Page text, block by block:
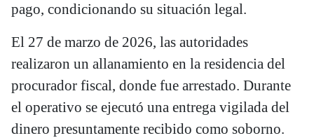
pago, condicionando su situación legal.
El 27 de marzo de 2026, las autoridades
realizaron un allanamiento en la residencia del
procurador fiscal, donde fue arrestado. Durante
el operativo se ejecutó una entrega vigilada del
dinero presuntamente recibido como soborno.